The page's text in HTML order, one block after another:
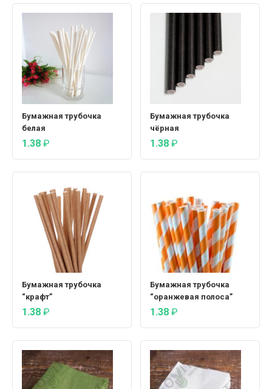
Бумажная трубочка
белая
1.38 ₽
Бумажная трубочка
чёрная
1.38 ₽
Бумажная трубочка
“крафт”
1.38 ₽
Бумажная трубочка
“оранжевая полоса”
1.38 ₽